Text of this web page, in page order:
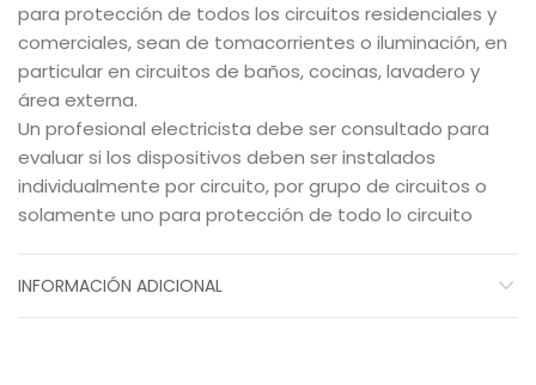
para protección de todos los circuitos residenciales y
comerciales, sean de tomacorrientes o iluminación, en
particular en circuitos de baños, cocinas, lavadero y
área externa.
Un profesional electricista debe ser consultado para
evaluar si los dispositivos deben ser instalados
individualmente por circuito, por grupo de circuitos o
solamente uno para protección de todo lo circuito
INFORMACIÓN ADICIONAL